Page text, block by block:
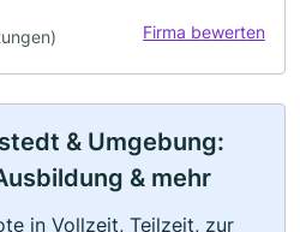
Firma bewerten
& Umgebung:
& mehr
in Vollzeit, Teilzeit, zur